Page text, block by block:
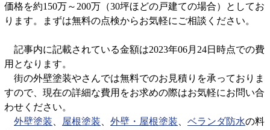
価格を約150万～200万（30坪ほどの戸建ての場合）としてお
ります。まずは無料の点検からお気軽にご相談ください。
記事内に記載されている金額は2023年06月24日時点での費
用となります。
街の外壁塗装やさんでは無料でのお見積りを承っておりま
すので、現在の詳細な費用をお求めの際はお気軽にお問い合
わせください。
外壁塗装
屋根塗装 外壁・屋根塗装 ベランダ防水の料